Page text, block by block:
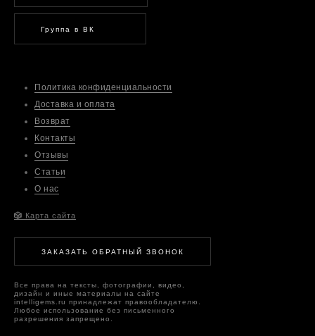
ЗАКАЗАТЬ ОБРАТНЫЙ ЗВОНОК
Все права на тексты, фотографии, видео,
дизайн и иные материалы на сайте
intelligems.ru принадлежат правообладателю.
Любое использование без письменного
разрешения запрещено.
Политика конфиденциальности
Доставка и оплата
Возврат
Контакты
Отзывы
Статьи
О нас
Группа в ВК
🎲 Карта сайта